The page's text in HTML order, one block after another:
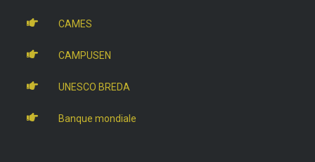
CAMES
CAMPUSEN
UNESCO BREDA
Banque mondiale